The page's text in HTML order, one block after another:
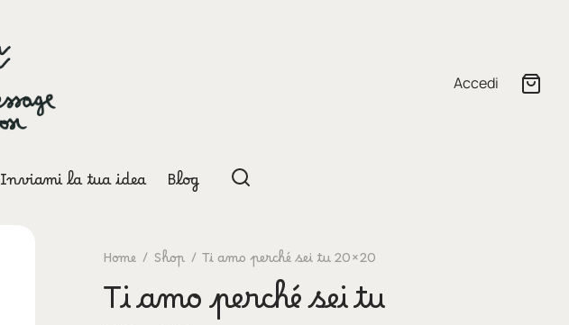
Accedi
Inviami la tua idea Blog
Home / Shop / Ti amo perché sei tu 20×20
Ti amo perché sei tu